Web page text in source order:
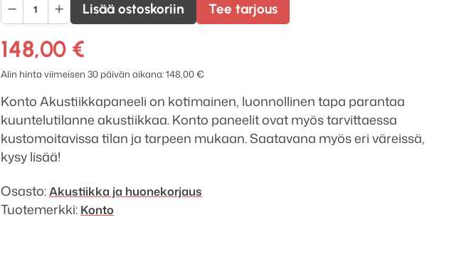
Konto
Akustiikka
sixpack
harmaa,
60
x
60
x
2
määrä
Lisää ostoskoriin Tee tarjous
148,00 €
Alin hinta viimeisen 30 päivän aikana:148,00€
Konto Akustiikkapaneeli on kotimainen, luonnollinen tapa parantaa
kuuntelutilanne akustiikkaa. Konto paneelit ovat myös tarvittaessa
kustomoitavissa tilan ja tarpeen mukaan. Saatavana myös eri väreissä,
kysy lisää!
Osasto:Akustiikka ja huonekorjaus
Tuotemerkki: Konto